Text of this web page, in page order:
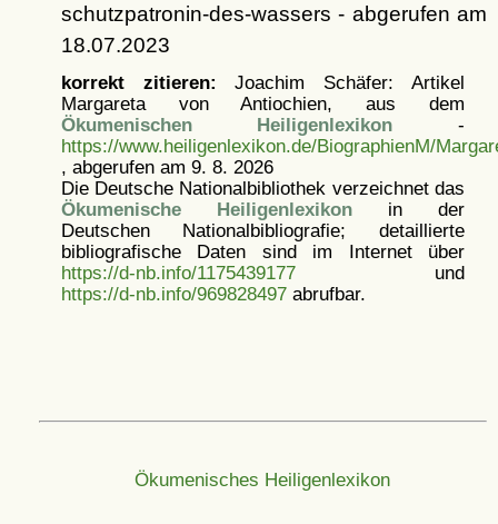
schutzpatronin-des-wassers - abgerufen am
18.07.2023
korrekt zitieren: Joachim Schäfer: Artikel
Margareta von Antiochien, aus dem
Ökumenischen Heiligenlexikon -
https://www.heiligenlexikon.de/BiographienM/
, abgerufen am 9. 8. 2026
Die Deutsche Nationalbibliothek verzeichnet das
Ökumenische Heiligenlexikonin der
Deutschen Nationalbibliografie; detaillierte
bibliografische Daten sind im Internet über
https://d-nb.info/1175439177und
https://d-nb.info/969828497abrufbar.
Ökumenisches Heiligenlexikon